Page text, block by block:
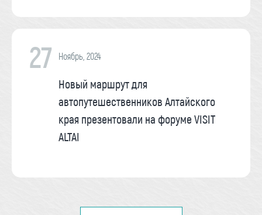
27 Ноябрь, 2024
Новый маршрут для
автопутешественников Алтайского
края презентовали на форуме VISIT
ALTAI